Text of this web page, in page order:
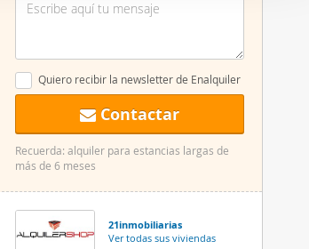
Quiero recibir la newsletter de Enalquiler
Contactar
Recuerda: alquiler para estancias largas de
más de 6 meses
21inmobiliarias
Ver todas sus viviendas